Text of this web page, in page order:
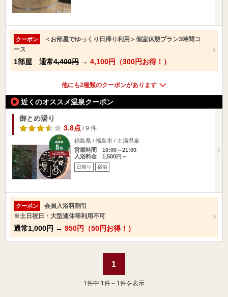
クーポン
＜お部屋でゆっくり日帰り利用＞個室休憩プラン3時間コ
ース
1部屋 通常4,400円 → 4,100円（300円お得！）
他にも2種類のクーポンがあります
近くのオススメ温泉クーポン
御とめ湯り
3.8点/ 9 件
福島県 / 福島市 / 土湯温泉
営業時間 10:00～21:00
入浴料金 1,500円～
日帰り 宿泊
クーポン
会員入浴料割引
※土日祝日・大型連休等利用不可
通常1,000円 → 950円（50円お得！）
1
1 件中 1件～1件を表示